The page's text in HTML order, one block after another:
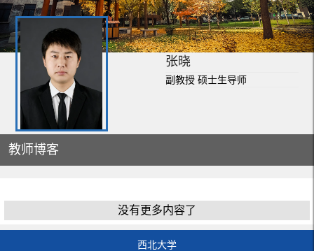
张晓
副教授 硕士生导师
教师博客
没有更多内容了
西北大学